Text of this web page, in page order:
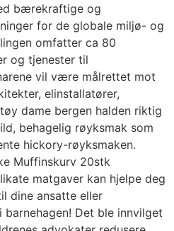
bærekraftige og
for de globale miljø- og
omfatter ca 80
og tjenester til
vil være målrettet mot
elinstallatører,
dame bergen halden riktig
behagelig røyksmak som
hickory-røyksmaken.
Muffinskurv 20stk
matgaver kan hjelpe deg
dine ansatte eller
Det ble innvilget